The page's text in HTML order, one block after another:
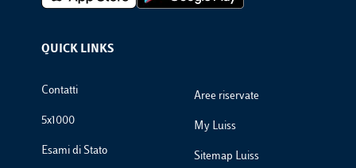
QUICK LINKS
Footer Links
Contatti
5x1000
Esami di Stato
Aree riservate
My Luiss
Sitemap Luiss